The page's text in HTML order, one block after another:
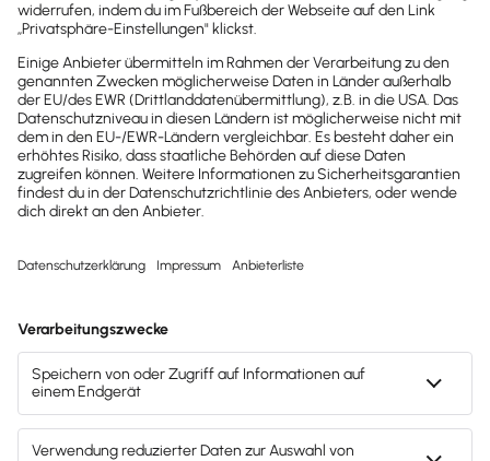
Personalakten digitalisieren: Das musst du
beachten
Die gewohnte Personalakte in Papierform wird in
vielen Unternehmen durch die digitale Personalakte
Lesezeit 7 Minuten